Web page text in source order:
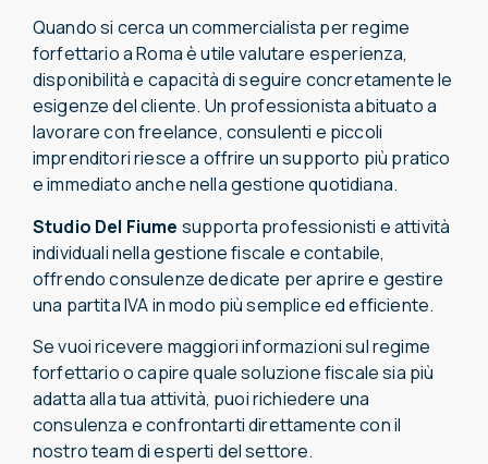
Quando si cerca un commercialista per regime
forfettario a Roma è utile valutare esperienza,
disponibilità e capacità di seguire concretamente le
esigenze del cliente. Un professionista abituato a
lavorare con freelance, consulenti e piccoli
imprenditori riesce a offrire un supporto più pratico
e immediato anche nella gestione quotidiana.
Studio Del Fiume supporta professionisti e attività
individuali nella gestione fiscale e contabile,
offrendo consulenze dedicate per aprire e gestire
una partita IVA in modo più semplice ed efficiente.
Se vuoi ricevere maggiori informazioni sul regime
forfettario o capire quale soluzione fiscale sia più
adatta alla tua attività, puoi richiedere una
consulenza e confrontarti direttamente con il
nostro team di esperti del settore.